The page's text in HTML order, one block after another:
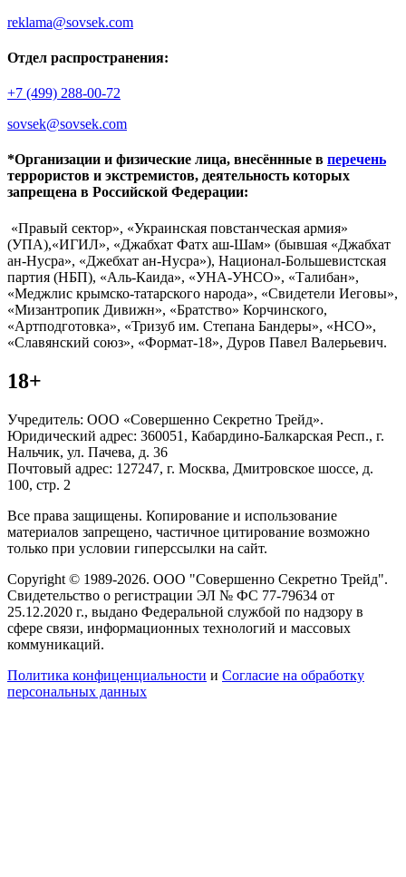
reklama@sovsek.com
Отдел распространения:
+7 (499) 288-00-72
sovsek@sovsek.com
*Организации и физические лица, внесённные в перечень
террористов и экстремистов, деятельность которых
запрещена в Российской Федерации:
«Правый сектор», «Украинская повстанческая армия»
(УПА),«ИГИЛ», «Джабхат Фатх аш-Шам» (бывшая «Джабхат
ан-Нусра», «Джебхат ан-Нусра»), Национал-Большевистская
партия (НБП), «Аль-Каида», «УНА-УНСО», «Талибан»,
«Меджлис крымско-татарского народа», «Свидетели Иеговы»,
«Мизантропик Дивижн», «Братство» Корчинского,
«Артподготовка», «Тризуб им. Степана Бандеры», «НСО»,
«Славянский союз», «Формат-18», Дуров Павел Валерьевич.
18+
Учредитель: ООО «Совершенно Секретно Трейд».
Юридический адрес: 360051, Кабардино-Балкарская Респ., г.
Нальчик, ул. Пачева, д. 36
Почтовый адрес: 127247, г. Москва, Дмитровское шоссе, д.
100, стр. 2
Все права защищены. Копирование и использование
материалов запрещено, частичное цитирование возможно
только при условии гиперссылки на сайт.
Copyright © 1989-2026. ООО "Совершенно Секретно Трейд".
Свидетельство о регистрации ЭЛ № ФС 77-79634 от
25.12.2020 г., выдано Федеральной службой по надзору в
сфере связи, информационных технологий и массовых
коммуникаций.
Политика конфиценциальности и Согласие на обработку
персональных данных